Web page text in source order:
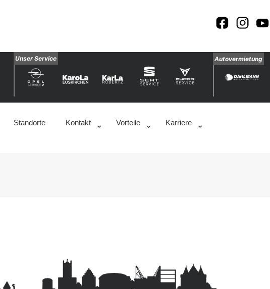
Unser Service
Autovermietung
Standorte Kontakt Vorteile Karriere